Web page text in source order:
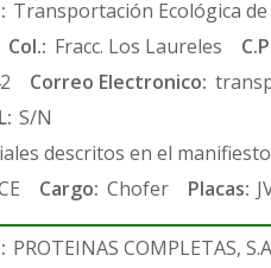
Transportación Ecológica de
Col.: Fracc. Los Laureles
Correo Electronico:
S/N
descritos en el
Cargo: Chofer Placas:
PROTEINAS COMPLETAS,